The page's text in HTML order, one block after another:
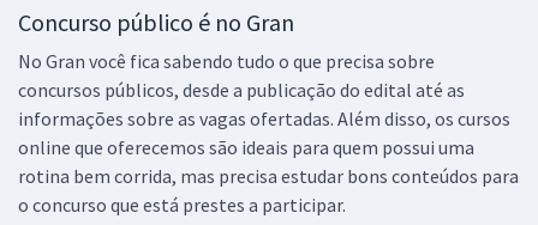
Concurso público é no Gran
No Gran você fica sabendo tudo o que precisa sobre
concursos públicos, desde a publicação do edital até as
informações sobre as vagas ofertadas. Além disso, os cursos
online que oferecemos são ideais para quem possui uma
rotina bem corrida, mas precisa estudar bons conteúdos para
o concurso que está prestes a participar.